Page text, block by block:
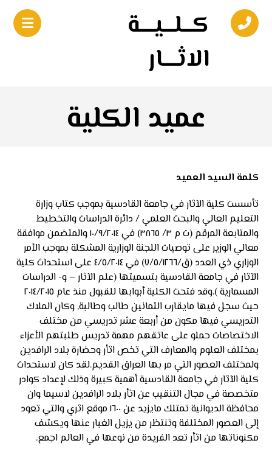
كـــلـــيــــة
الاثــــار
عميد الكلية
كلمة السيد العميد
تأسست كلية الآثار في جامعة القادسية بموجب كتاب وزارة
التعليم العالي والبحث العلمي / دائرة الدراسات والتخطيط
والمتابعة المرقم (ت م ٣/ ٣٨٦٥) في ١٠/٩/٢٠١٤ والمتضمن موافقة
معالي الوزير على توصيات اللجنة الوزارية المشكلة بموجب الأمر
الوزاري ذي العدد (ق/٧/٥/١٢٦٦) في ٤/٥/٢٠١٤ على استحداث كلية
الآثار في جامعة القادسية بتسميتها (علم الآثار – و- الدراسات
المسمارية ).وقد فتحت الكلية أبوابها للقبول منذ عام ٢٠١٤/٢٠١٥
حيث سجل فيها مايقارب الثمانين طالب وطالبة, وكان الملاك
التدريسي فيها مكون من أربعة عشر تدريسي من مختلف
الاختصاصات حملو على عاتقهم مهمة تدريس طلبتهم الأعزاء
بمختلف العلوم والمعارف التي تخص اثأر وحضارة بلاد الرافدين
ولمختلف العصور التي مر بها العراق القديم.لقد كان لاستحداث
كلية الآثار في جامعة القادسية أهمية كبيرة وذلك لإعداد كوادر
متخصصة في مجال التنقيب عن اثأر بلاد الرافدين لاسيما وان
محافظة الديوانية تمتلك مايزيد عن ١٦٠٠ موقع اثري والتي تعود
إلى العصور المختلفة وتنتظر من يزيل الغبار عنها ويكشف
مكنوناتها من اثأر تعد الفريدة من نوعها في العالم اجمع.